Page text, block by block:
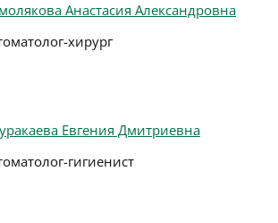
Анастасия Александровна
хирург
Евгения Дмитриевна
гигиенист